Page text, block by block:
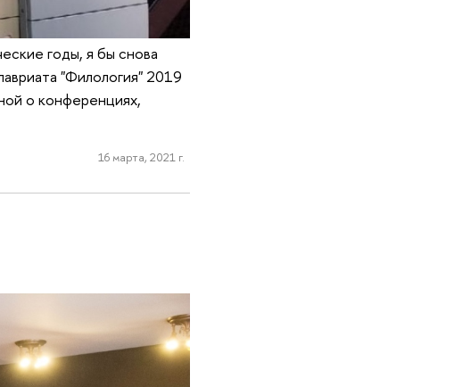
годы, я бы снова
"Филология" 2019
о конференциях,
16 марта, 2021 г.